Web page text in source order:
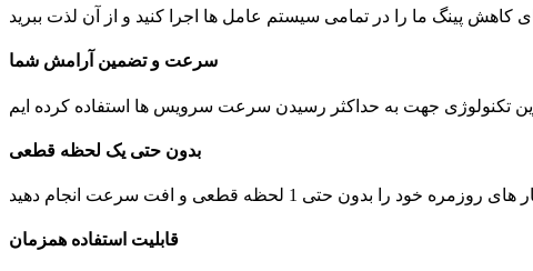
سرعت و تضمین آرامش شما
بدون حتی یک لحظه قطعی
حتی 1 لحظه قطعی و افت سرعت انجام دهید
قابلیت استفاده همزمان